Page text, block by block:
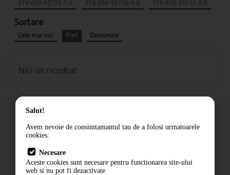
978-606-95726-7-2 978-606-95726-9-6 978-630-95153-0-8
Sortare
Cele mai noi Pret Denumire
Nici un rezultat
Cum comand
Livrare
Contact
Salut!
Avem nevoie de consimtamantul tau de a folosi urmatoarele
cookies:
Necesare
Aceste cookies sunt necesare pentru functionarea site-ului
web si nu pot fi dezactivate